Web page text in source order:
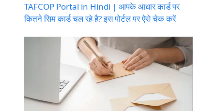
TAFCOP Portal in Hindi | आपके आधार कार्ड पर
कितने सिम कार्ड चल रहे है? इस पोर्टल पर ऐसे चेक करें